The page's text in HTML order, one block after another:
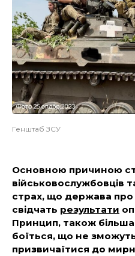
Генштаб ЗСУ
Основною причиною
військовослужбовців
страх, що держава про
свідчать результати
Принцип, також
боїться, що не
призвичаїтися до